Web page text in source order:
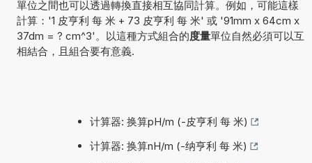
單位之間也可以透過轉換直接相互協同計算。例如，可能這樣
計算：'1 皮亨利 每 米 + 73 皮亨利 每 米' 或 '91mm x 64cm x
37dm = ? cm^3'。以這種方式組合的度量單位自然必須可以互
相結合，且組合要有意義.
计算器: 换算pH/m (-皮亨利 每 米)
计算器: 换算nH/m (-纳亨利 每 米)